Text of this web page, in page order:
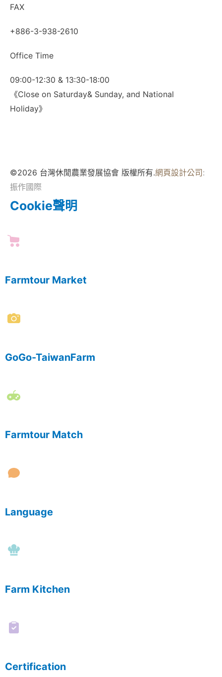
FAX
+886-3-938-2610
Office Time
09:00-12:30 & 13:30-18:00
《Close on Saturday& Sunday, and National
Holiday》
©2026 台灣休閒農業發展協會 版權所有.網頁設計公司 :
振作國際
Cookie聲明
Farmtour Market
GoGo-TaiwanFarm
Farmtour Match
Language
Farm Kitchen
Certification